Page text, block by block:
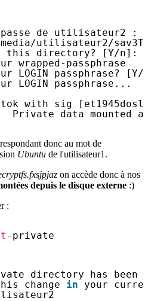
de utilisateur2 :
utilisateur2/
this directory? [Y/n]:
wrapped-passphrase
LOGIN passphrase? [Y/
LOGIN passphrase...
with sig
Private data mounted
donc au mot de
Ubuntu de l'utilisateur1.
on accède donc à nos
depuis le disque externe :)
:
-private
directory has been
change in
your